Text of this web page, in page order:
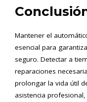
Mantener el
esencial para
seguro. Detectar a
reparaciones
prolongar la vida útil
asistencia